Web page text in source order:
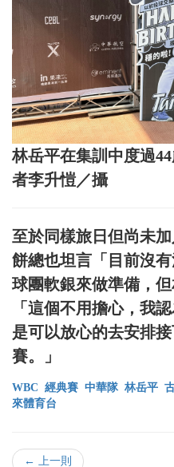
林岳平在集訓中度過
者李升愷／攝
至於同樣旅日但尚未
餅總也坦言「目前沒
球團軟銀來做準備，但
「這個不用擔心，我
是可以放心的去安排
賽。」
WBC 經典賽 中華隊 林岳平
來體育台
← 上一則